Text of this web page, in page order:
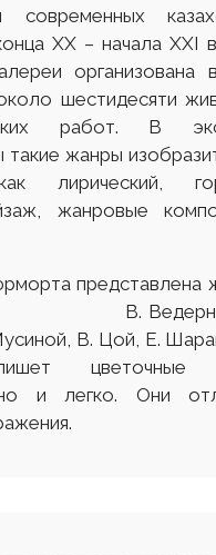
современных
XX – начала XXI
организована
шестидесяти
работ. В
такие жанры
лирический,
жанровые
представлена
В.
В. Цой, Е.
цветочные
и легко. Они